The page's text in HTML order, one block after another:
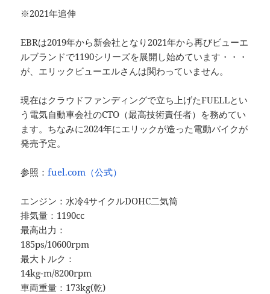
※2021年追伸
EBRは2019年から新会社となり2021年から再びビューエ
ルブランドで1190シリーズを展開し始めています・・・
が、エリックビューエルさんは関わっていません。
現在はクラウドファンディングで立ち上げたFUELLとい
う電気自動車会社のCTO（最高技術責任者）を務めてい
ます。ちなみに2024年にエリックが造った電動バイクが
発売予定。
参照：fuel.com（公式）
エンジン：水冷4サイクルDOHC二気筒
排気量：1190cc
最高出力：
185ps/10600rpm
最大トルク：
14kg-m/8200rpm
車両重量：173kg(乾)